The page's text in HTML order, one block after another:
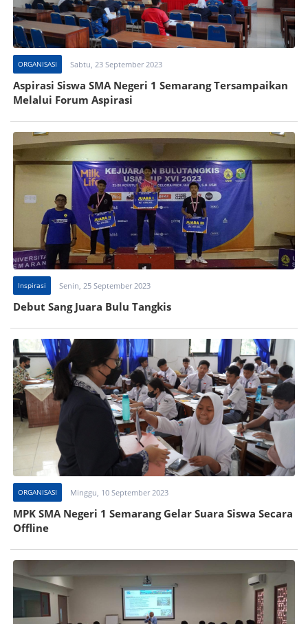
ORGANISASI Sabtu, 23 September 2023
Aspirasi Siswa SMA Negeri 1 Semarang Tersampaikan
Melalui Forum Aspirasi
Inspirasi Senin, 25 September 2023
Debut Sang Juara Bulu Tangkis
ORGANISASI Minggu, 10 September 2023
MPK SMA Negeri 1 Semarang Gelar Suara Siswa Secara
Offline